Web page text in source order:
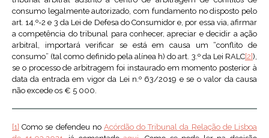
consumo legalmente autorizado, com fundamento no disposto pelo
art. 14.º-2 e 3 da Lei de Defesa do Consumidor e, por essa via, afirmar
a competência do tribunal para conhecer, apreciar e decidir a ação
arbitral, importará verificar se está em causa um “conflito de
consumo” (tal como definido pela alínea h) do art. 3.º da Lei RALC[2]),
se o processo de arbitragem foi instaurado em momento posterior à
data da entrada em vigor da Lei n.º 63/2019 e se o valor da causa
não excede os € 5 000.
[1] Como se defendeu no Acórdão do Tribunal da Relação de Lisboa